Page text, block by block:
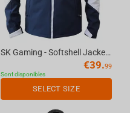
SK Gaming - Softshell Jacket, XS
€39.99
Sont disponibles
SELECT SIZE